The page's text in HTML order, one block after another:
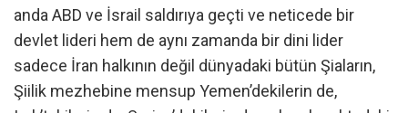
anda ABD ve İsrail saldırıya geçti ve neticede bir
devlet lideri hem de aynı zamanda bir dini lider
sadece İran halkının değil dünyadaki bütün Şiaların,
Şiilik mezhebine mensup Yemen’dekilerin de,